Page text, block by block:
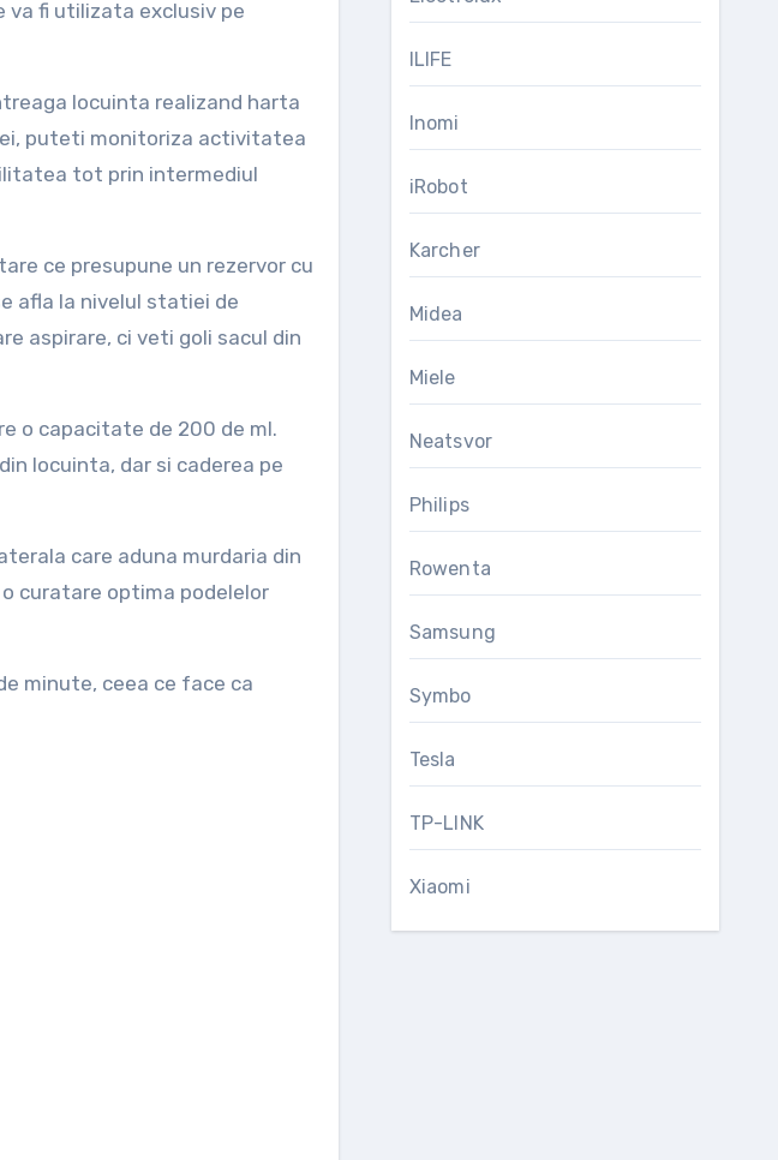
va fi utilizata exclusiv pe
locuinta realizand harta
puteti monitoriza activitatea
tot prin intermediul
ce presupune un rezervor cu
afla la nivelul statiei de
aspirare, ci veti goli sacul din
o capacitate de 200 de ml.
locuinta, dar si caderea pe
care aduna murdaria din
curatare optima podelelor
minute, ceea ce face ca
ILIFE
Inomi
iRobot
Karcher
Midea
Miele
Neatsvor
Philips
Rowenta
Samsung
Symbo
Tesla
TP-LINK
Xiaomi